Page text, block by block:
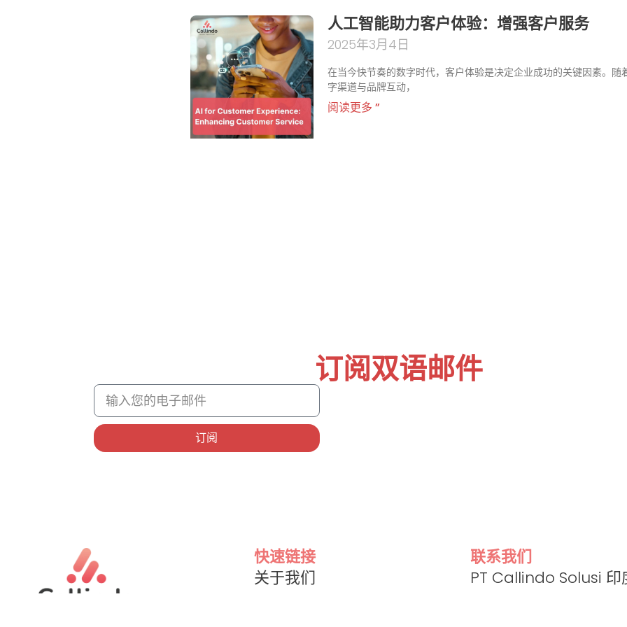
人工智能助力客户体验：增强客户服务
2025年3月4日
在当今快节奏的数字时代，客户体验是决定企业成功的关键因素。随
字渠道与品牌互动，
阅读更多 ”
订阅双语邮件
订阅
快速链接
关于我们
联系我们
PT Callindo Solusi 印